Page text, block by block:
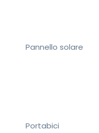
Pannello solare
Portabici